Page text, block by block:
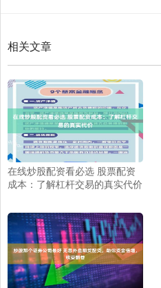
相关文章
在线炒股配资看必选 股票配资
成本：了解杠杆交易的真实代价